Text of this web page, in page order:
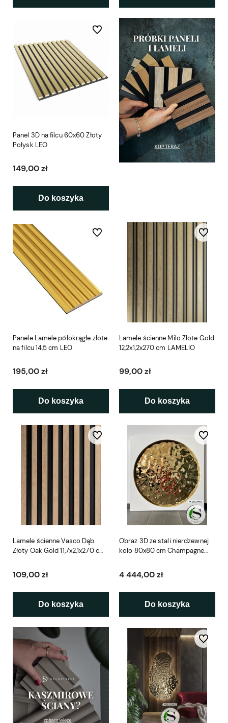
Panel 3D na filcu 60x60 Złoty
Połysk LEO
149,00 zł
Do koszyka
Do ulubionych
Panele Lamele półokrągłe złote
na filcu 14,5 cm LEO
195,00 zł
Do koszyka
Do ulubionych
Lamele ścienne Milo Złote Gold
12,2x1,2x270 cm LAMELIO
99,00 zł
Do koszyka
Do
Lamele ścienne Vasco Dąb
Złoty Oak Gold 11,7x2,1x270 cm
109,00 zł
Do koszyka
Do ulubionych
Obraz 3D ze stali nierdzewnej
koło 80x80 cm Champagne
4 444,00 zł
Do koszyka
Do
Do